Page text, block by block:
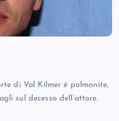
di Val Kilmer è polmonite,
sul decesso dell’attore.